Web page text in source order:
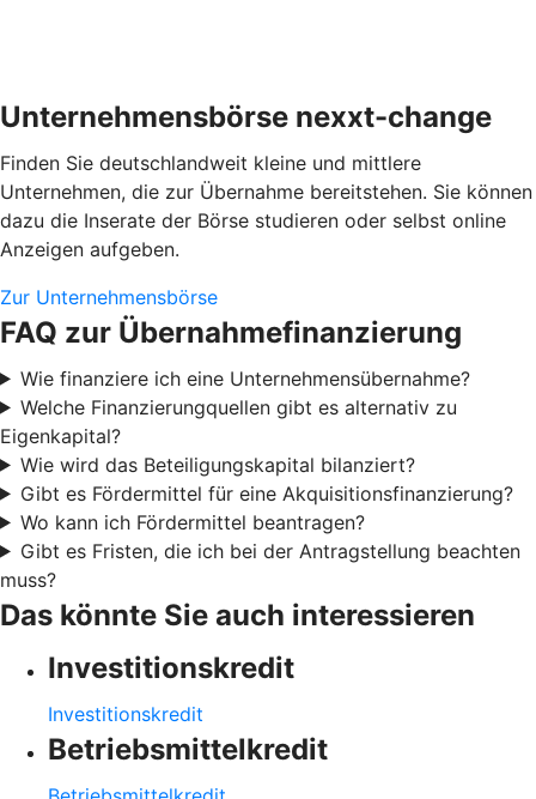
Unternehmensbörse nexxt-change
Finden Sie deutschlandweit kleine und mittlere
Unternehmen, die zur Übernahme bereitstehen. Sie können
dazu die Inserate der Börse studieren oder selbst online
Anzeigen aufgeben.
Zur Unternehmensbörse
FAQ zur Übernahmefinanzierung
Wie finanziere ich eine Unternehmensübernahme?
Welche Finanzierungquellen gibt es alternativ zu
Eigenkapital?
Wie wird das Beteiligungskapital bilanziert?
Gibt es Fördermittel für eine Akquisitionsfinanzierung?
Wo kann ich Fördermittel beantragen?
Gibt es Fristen, die ich bei der Antragstellung beachten
muss?
Das könnte Sie auch interessieren
Investitionskredit
Investitionskredit
Betriebsmittelkredit